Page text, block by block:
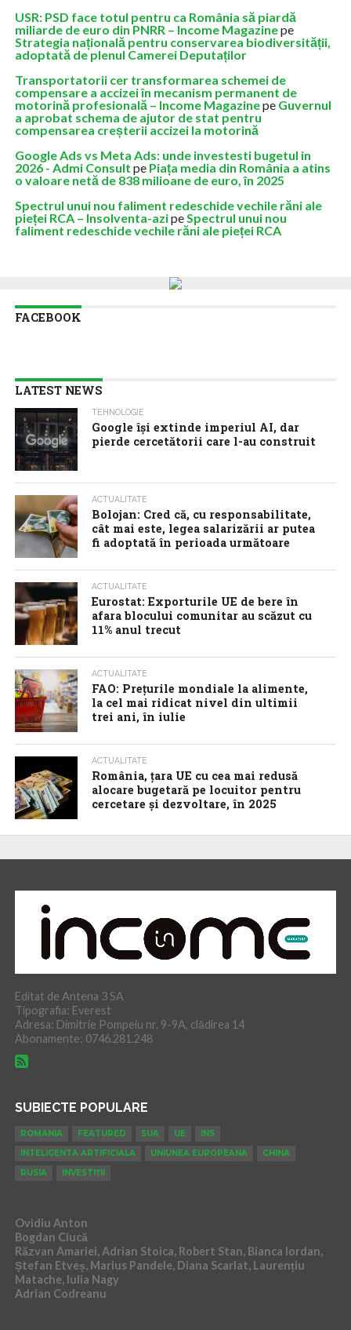
USR: PSD face totul pentru ca România să piardă
miliarde de euro din PNRR – Income Magazinepe
Strategia națională pentru conservarea biodiversității,
adoptată de plenul Camerei Deputaților
Transportatorii cer transformarea schemei de
compensare a accizei în mecanism permanent de
motorină profesională – Income Magazinepe Guvernul
a aprobat schema de ajutor de stat pentru
compensarea creșterii accizei la motorină
Google Ads vs Meta Ads: unde investesti bugetul in
2026 - Admi Consult pe Piața media din România a atins
o valoare netă de 838 milioane de euro, în 2025
Spectrul unui nou faliment redeschide vechile răni ale
pieței RCA – Insolventa-azipeSpectrul unui nou
faliment redeschide vechile răni ale pieței RCA
FACEBOOK
LATEST NEWS
TEHNOLOGIE
Google îşi extinde imperiul AI, dar
pierde cercetătorii care l-au construit
ACTUALITATE
Bolojan: Cred că, cu responsabilitate,
cât mai este, legea salarizării ar putea
fi adoptată în perioada următoare
ACTUALITATE
Eurostat: Exporturile UE de bere în
afara blocului comunitar au scăzut cu
11% anul trecut
ACTUALITATE
FAO: Prețurile mondiale la alimente,
la cel mai ridicat nivel din ultimii
trei ani, în iulie
ACTUALITATE
România, țara UE cu cea mai redusă
alocare bugetară pe locuitor pentru
cercetare și dezvoltare, în 2025
Editat de Antena 3 SA
Tipografia: Everest
Adresa: Dimitrie Pompeiu nr. 9-9A, clădirea 14
Abonamente: 0746.281.248
SUBIECTE POPULARE
ROMANIA FEATURED SUA UE
INS
INTELIGENTA ARTIFICIALA
UNIUNEA EUROPEANA
CHINA
RUSIA
INVESTIȚII
Ovidiu Anton
Bogdan Ciucă
Răzvan Amariei, Adrian Stoica, Robert Stan, Bianca Iordan,
Ștefan Etveș, Marius Pandele, Diana Scarlat, Laurențiu
Matache, Iulia Nagy
Adrian Codreanu